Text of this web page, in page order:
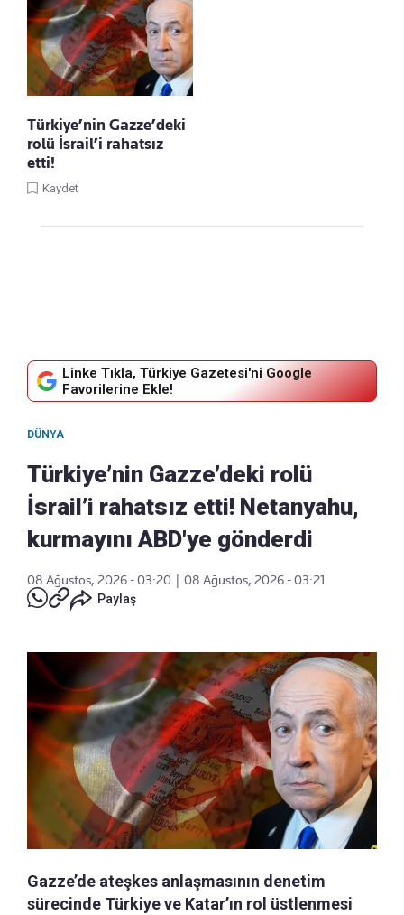
Türkiye’nin Gazze’deki
rolü İsrail’i rahatsız
etti!
Kaydet
Linke Tıkla, Türkiye Gazetesi'ni Google
Favorilerine Ekle!
DÜNYA
Türkiye’nin Gazze’deki rolü
İsrail’i rahatsız etti! Netanyahu,
kurmayını ABD'ye gönderdi
08 Ağustos, 2026 - 03:20
08 Ağustos, 2026 - 03:21
Paylaş
Gazze’de ateşkes anlaşmasının denetim
sürecinde Türkiye ve Katar’ın rol üstlenmesi